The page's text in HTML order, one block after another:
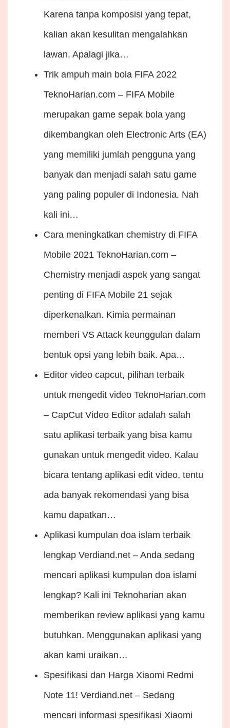
Karena tanpa komposisi yang tepat,
kalian akan kesulitan mengalahkan
lawan. Apalagi jika…
Trik ampuh main bola FIFA 2022
TeknoHarian.com – FIFA Mobile
merupakan game sepak bola yang
dikembangkan oleh Electronic Arts (EA)
yang memiliki jumlah pengguna yang
banyak dan menjadi salah satu game
yang paling populer di Indonesia. Nah
kali ini…
Cara meningkatkan chemistry di FIFA
Mobile 2021 TeknoHarian.com –
Chemistry menjadi aspek yang sangat
penting di FIFA Mobile 21 sejak
diperkenalkan. Kimia permainan
memberi VS Attack keunggulan dalam
bentuk opsi yang lebih baik. Apa…
Editor video capcut, pilihan terbaik
untuk mengedit video TeknoHarian.com
– CapCut Video Editor adalah salah
satu aplikasi terbaik yang bisa kamu
gunakan untuk mengedit video. Kalau
bicara tentang aplikasi edit video, tentu
ada banyak rekomendasi yang bisa
kamu dapatkan…
Aplikasi kumpulan doa islam terbaik
lengkap Verdiand.net – Anda sedang
mencari aplikasi kumpulan doa islami
lengkap? Kali ini Teknoharian akan
memberikan review aplikasi yang kamu
butuhkan. Menggunakan aplikasi yang
akan kami uraikan…
Spesifikasi dan Harga Xiaomi Redmi
Note 11! Verdiand.net – Sedang
mencari informasi spesifikasi Xiaomi